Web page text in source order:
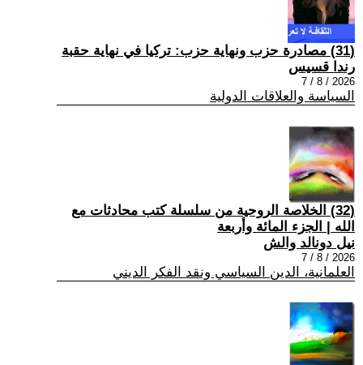
(31) مصادرة حزب ونهاية حزب: تركيا في نهاية حقبة
رندا قسيس
2026 / 8 / 7
السياسة والعلاقات الدولية
(32) الخلاصة الروحية من سلسلة كتب محادثات مع
الله | الجزء المائة وأربعة
نيل دونالد والش
2026 / 8 / 7
العلمانية، الدين السياسي ونقد الفكر الديني